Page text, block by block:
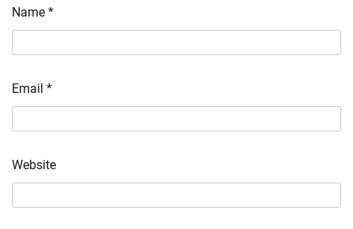
Name *
Email *
Website